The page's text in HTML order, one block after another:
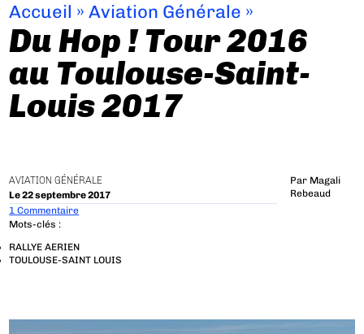
Accueil »Aviation Générale »
Du Hop ! Tour 2016
au Toulouse-Saint-
Louis 2017
AVIATION GÉNÉRALE
Le 22 septembre 2017
Par Magali
Rebeaud
1 Commentaire
Mots-clés :
RALLYE AERIEN
TOULOUSE-SAINT LOUIS